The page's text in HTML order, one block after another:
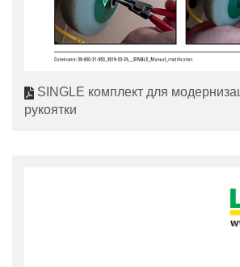
SINGLE комплект для
рукоятки